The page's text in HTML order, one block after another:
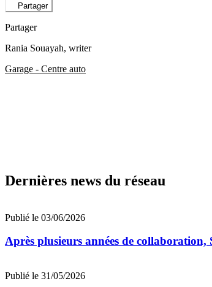
Partager
Partager
Rania Souayah, writer
Garage - Centre auto
Dernières news du réseau
Publié le 03/06/2026
Après plusieurs années de
Publié le 31/05/2026